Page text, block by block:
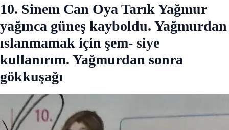
10. Sinem Can Oya Tarık Yağmur
yağınca güneş kayboldu. Yağmurdan
ıslanmamak için şem- siye
kullanırım. Yağmurdan sonra
gökkuşağı